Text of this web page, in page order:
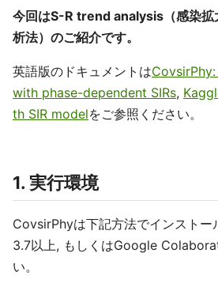
今回はS-R trend analysis（感染拡
析法）のご紹介です。
英語版のドキュメントは
with phase-dependent SIRs,
th SIR modelをご参照ください。
1. 実行環境
CovsirPhyは下記方法でインスト
3.7以上, もしくはGoogle
い。